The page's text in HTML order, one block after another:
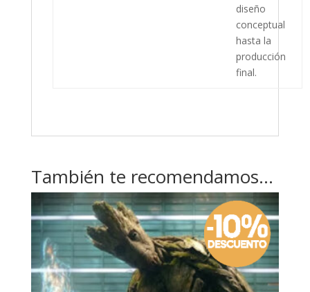
diseño
conceptual
hasta la
producción
final.
También te recomendamos…